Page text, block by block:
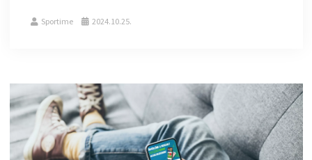
Sportime 2024.10.25.